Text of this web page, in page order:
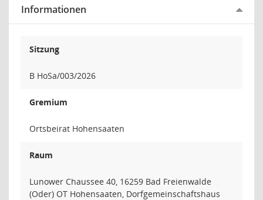
Informationen
Sitzung
B HoSa/003/2026
Gremium
Ortsbeirat Hohensaaten
Raum
Lunower Chaussee 40, 16259 Bad Freienwalde
(Oder) OT Hohensaaten, Dorfgemeinschaftshaus